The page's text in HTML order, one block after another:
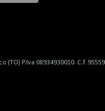
(TO) P.Iva 08934930010. C.f.